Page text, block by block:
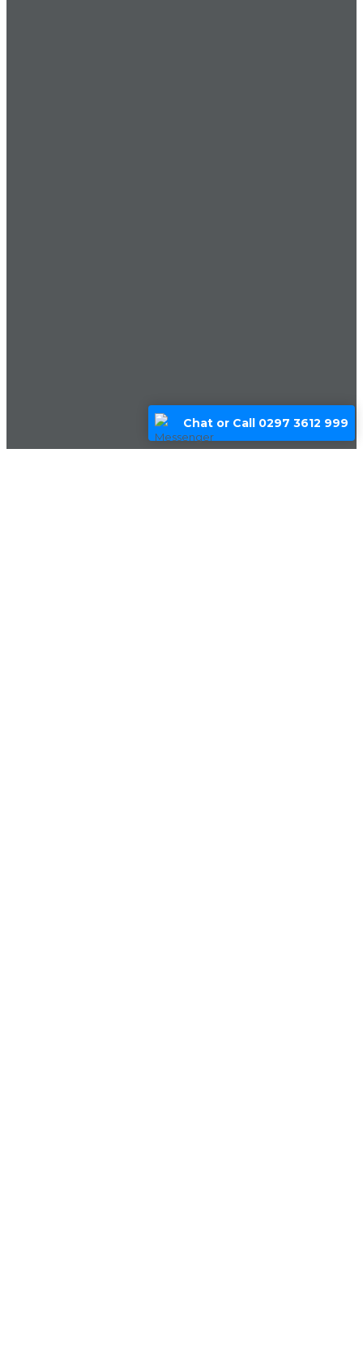
Chat or Call 0297 3612 999